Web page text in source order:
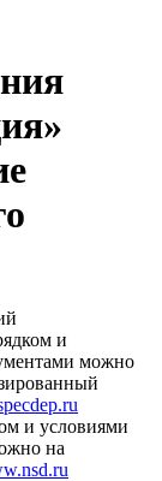
и
можно
и условиями
на